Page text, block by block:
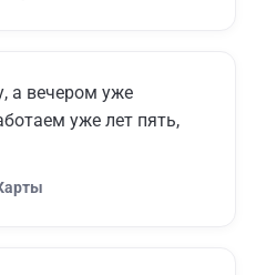
а вечером уже
уже лет пять,